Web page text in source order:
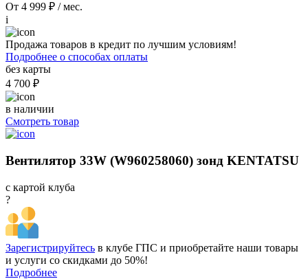
От 4 999 ₽ / мес.
i
Продажа товаров в кредит по лучшим условиям!
Подробнее о способах оплаты
без карты
4 700 ₽
в наличии
Смотреть товар
Вентилятор 33W (W960258060) зонд KENTATSU
с картой клуба
?
Зарегистрируйтесь в клубе ГПС и приобретайте наши товары
и услуги со скидками до 50%!
Подробнее